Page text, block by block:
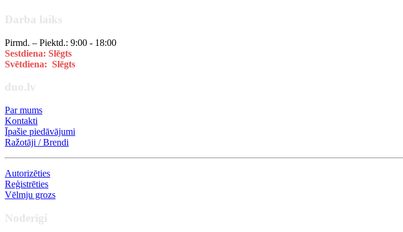
Darba laiks
Pirmd. – Piektd.: 9:00 - 18:00
Sestdiena: Slēgts
Svētdiena: Slēgts
duo.lv
Par mums
Kontakti
Īpašie piedāvājumi
Ražotāji / Brendi
Autorizēties
Reģistrēties
Vēlmju grozs
Noderīgi